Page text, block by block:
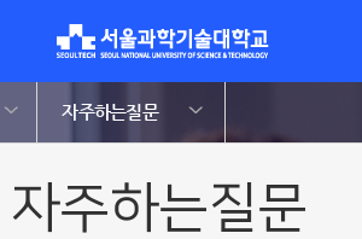
자주하는질문
자주하는질문